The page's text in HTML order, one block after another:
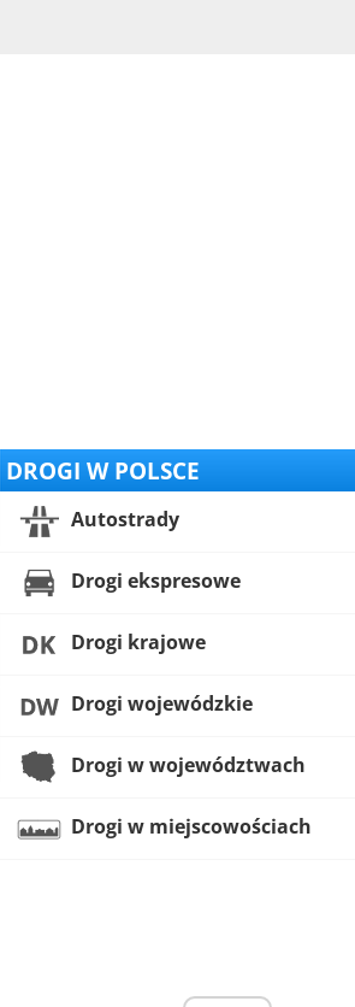
DROGI W POLSCE
Autostrady
Drogi ekspresowe
Drogi krajowe
Drogi wojewódzkie
Drogi w województwach
Drogi w miejscowościach